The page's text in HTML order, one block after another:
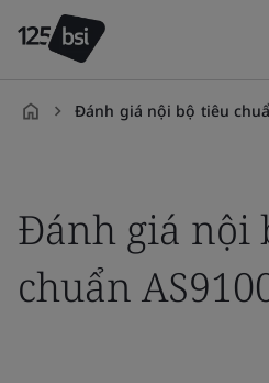
Đánh giá nội bộ tiêu
Đánh giá nội
chuẩn